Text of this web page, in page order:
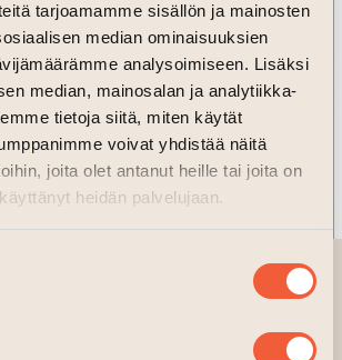
tarjoamamme sisällön ja mainosten
median ominaisuuksien
analysoimiseen. Lisäksi
median, mainosalan ja analytiikka-
tietoja siitä, miten käytät
voivat yhdistää näitä
joita olet antanut heille tai joita on
heidän palvelujaan.
GALLERIASSA
UUTISANKKA ›